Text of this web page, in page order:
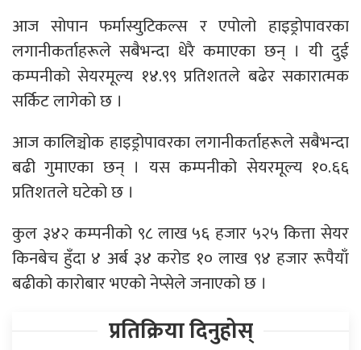
आज सोपान फर्मास्युटिकल्स र एपोलो हाइड्रोपावरका
लगानीकर्ताहरूले सबैभन्दा धेरै कमाएका छन् । यी दुई
कम्पनीको सेयरमूल्य १४.९९ प्रतिशतले बढेर सकारात्मक
सर्किट लागेको छ ।
आज कालिञ्चोक हाइड्रोपावरका लगानीकर्ताहरूले सबैभन्दा
बढी गुमाएका छन् । यस कम्पनीको सेयरमूल्य १०.६६
प्रतिशतले घटेको छ ।
कुल ३४२ कम्पनीको ९८ लाख ५६ हजार ५२५ कित्ता सेयर
किनबेच हुँदा ४ अर्ब ३४ करोड १० लाख ९४ हजार रूपैयाँ
बढीको कारोबार भएको नेप्सेले जनाएको छ ।
प्रतिक्रिया दिनुहोस्